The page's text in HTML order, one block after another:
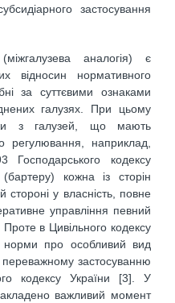
застосування
аналогія) є
відносин нормативного
за суттєвими ознаками
галузях. При цьому
з галузей, що мають
регулювання, наприклад,
кодексу
кожна із сторін
стороні у власність, повне
управління певний
в Цивільного кодексу
норми про особливий вид
переважному застосуванню
кодексу України [3]. У
важливий момент